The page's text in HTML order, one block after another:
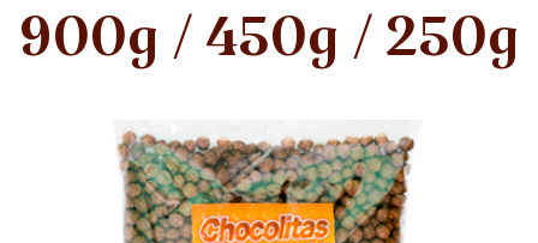
900g / 450g / 250g